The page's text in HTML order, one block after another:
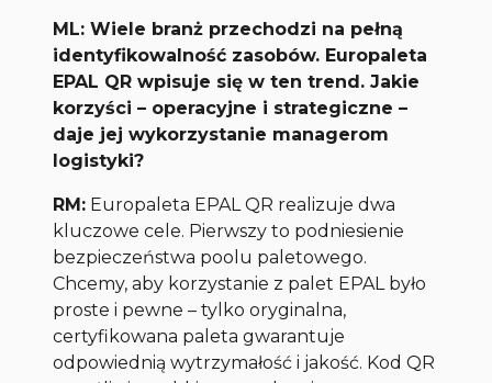
ML: Wiele branż przechodzi na pełną
identyfikowalność zasobów. Europaleta
EPAL QR wpisuje się w ten trend. Jakie
korzyści – operacyjne i strategiczne –
daje jej wykorzystanie managerom
logistyki?
RM: Europaleta EPAL QR realizuje dwa
kluczowe cele. Pierwszy to podniesienie
bezpieczeństwa poolu paletowego.
Chcemy, aby korzystanie z palet EPAL było
proste i pewne – tylko oryginalna,
certyfikowana paleta gwarantuje
odpowiednią wytrzymałość i jakość. Kod QR